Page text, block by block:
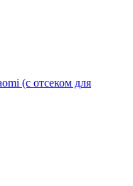
(с отсеком для